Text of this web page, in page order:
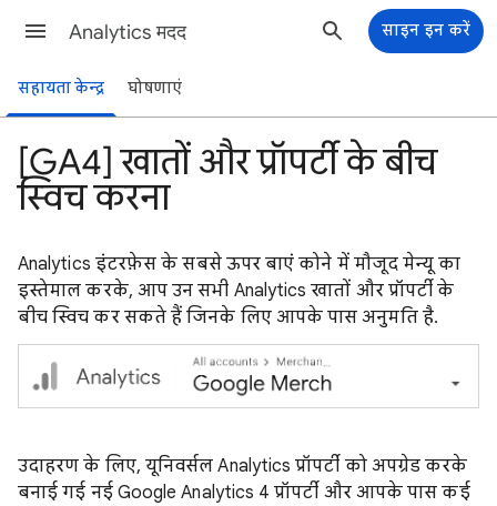
Analytics मदद साइन इन करें
सहायता केन्द्र घोषणाएं
[GA4] खातों और प्रॉपर्टी के बीच
स्विच करना
Analytics इंटरफ़ेस के सबसे ऊपर बाएं कोने में मौजूद मेन्यू का
इस्तेमाल करके, आप उन सभी Analytics खातों और प्रॉपर्टी के
बीच स्विच कर सकते हैं जिनके लिए आपके पास अनुमति है.
उदाहरण के लिए, यूनिवर्सल Analytics प्रॉपर्टी को अपग्रेड करके
बनाई गई नई Google Analytics 4 प्रॉपर्टी और आपके पास कई